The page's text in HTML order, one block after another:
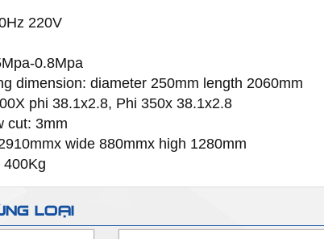
220V
0.8Mpa
dimension: diameter 250mm length 2060mm
phi 38.1x2.8, Phi 350x 38.1x2.8
cut: 3mm
wide 880mmx high 1280mm
400Kg
LOẠI